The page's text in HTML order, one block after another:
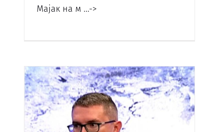
Мајак на м ...->